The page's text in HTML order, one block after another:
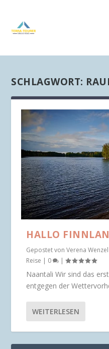
SCHLAGWORT:
HALLO
Gepostet vonVerena Wenzel
Reise | 0 |
Naantali Wir sind das
entgegen der
WEITERLESEN